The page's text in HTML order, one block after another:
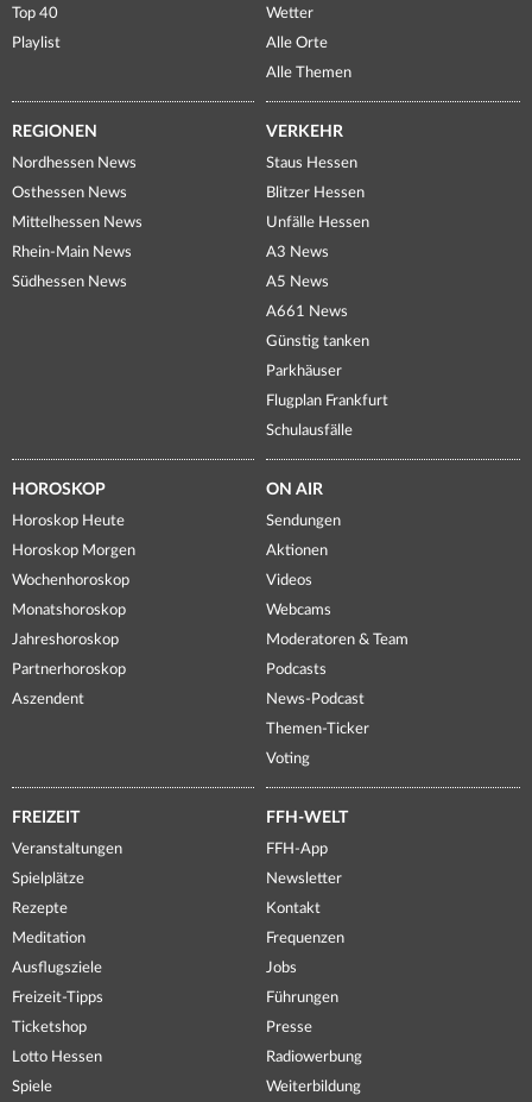
Top 40
Playlist
Wetter
Alle Orte
Alle Themen
REGIONEN
Nordhessen News
Osthessen News
Mittelhessen News
Rhein-Main News
Südhessen News
VERKEHR
Staus Hessen
Blitzer Hessen
Unfälle Hessen
A3 News
A5 News
A661 News
Günstig tanken
Parkhäuser
Flugplan Frankfurt
Schulausfälle
HOROSKOP
Horoskop Heute
Horoskop Morgen
Wochenhoroskop
Monatshoroskop
Jahreshoroskop
Partnerhoroskop
Aszendent
ON AIR
Sendungen
Aktionen
Videos
Webcams
Moderatoren & Team
Podcasts
News-Podcast
Themen-Ticker
Voting
FREIZEIT
Veranstaltungen
Spielplätze
Rezepte
Meditation
Ausflugsziele
Freizeit-Tipps
Ticketshop
Lotto Hessen
Spiele
FFH-WELT
FFH-App
Newsletter
Kontakt
Frequenzen
Jobs
Führungen
Presse
Radiowerbung
Weiterbildung